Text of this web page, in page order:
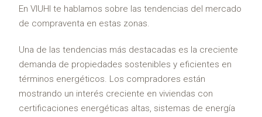
En VIUHI te hablamos sobre las tendencias del mercado
de compraventa en estas zonas.
Una de las tendencias más destacadas es la creciente
demanda de propiedades sostenibles y eficientes en
términos energéticos. Los compradores están
mostrando un interés creciente en viviendas con
certificaciones energéticas altas, sistemas de energía